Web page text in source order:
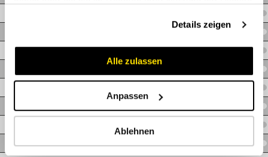
Details zeigen
Alle zulassen
Anpassen
Ablehnen
A.JM16JMP20